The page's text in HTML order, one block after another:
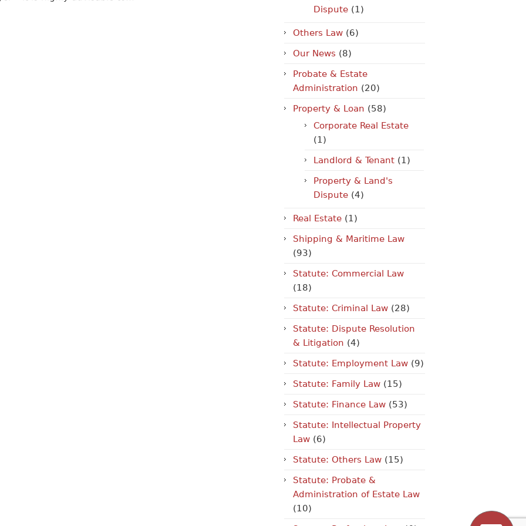
Dispute (1)
Others Law (6)
Our News (8)
Probate & Estate
Administration (20)
Property & Loan (58)
Corporate Real Estate
(1)
Landlord & Tenant (1)
Property & Land's
Dispute (4)
Real Estate (1)
Shipping & Maritime Law
(93)
Statute: Commercial Law
(18)
Statute: Criminal Law (28)
Statute: Dispute Resolution
& Litigation (4)
Statute: Employment Law (9)
Statute: Family Law (15)
Statute: Finance Law (53)
Statute: Intellectual Property
Law (6)
Statute: Others Law (15)
Statute: Probate &
Administration of Estate Law
(10)